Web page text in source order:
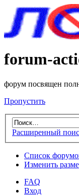
forum-
форум посвящен
Пропустить
Расширенный
Список
Изменить
FAQ
Вход